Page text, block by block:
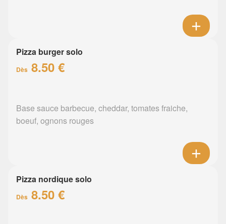
Pizza burger solo
Dès 8.50 €
Base sauce barbecue, cheddar, tomates fraiche,
boeuf, ognons rouges
Pizza nordique solo
Dès 8.50 €